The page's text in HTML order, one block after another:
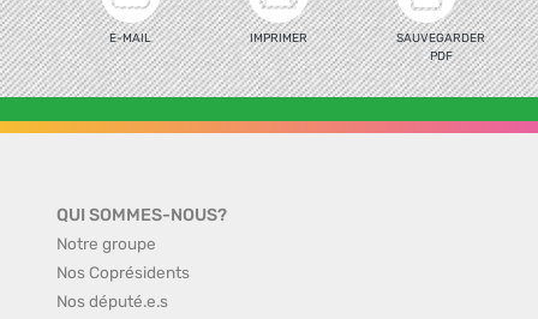
E-MAIL IMPRIMER
SAUVEGARDER
PDF
QUI SOMMES-NOUS?
Notre groupe
Nos Coprésidents
Nos député.e.s